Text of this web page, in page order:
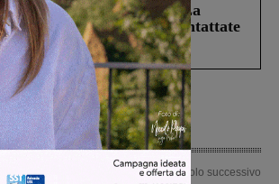
ricerche di Miah Billal. La
caso di avvistamento contattate
Articolo successivo